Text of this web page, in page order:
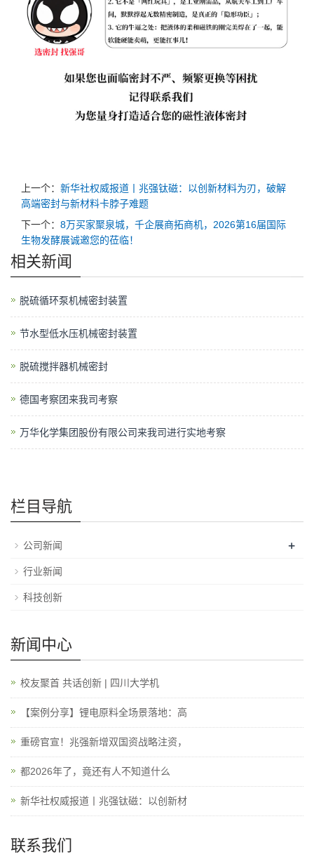
上一个： 新华社权威报道丨兆强钛磁：以创新材料为刃，破解
高端密封与新材料卡脖子难题
下一个： 8万买家聚泉城，千企展商拓商机，2026第16届国际
生物发酵展诚邀您的莅临！
相关新闻
脱硫循环泵机械密封装置
节水型低水压机械密封装置
脱硫搅拌器机械密封
德国考察团来我司考察
万华化学集团股份有限公司来我司进行实地考察
栏目导航
公司新闻 +
行业新闻
科技创新
新闻中心
校友聚首 共话创新 | 四川大学机
【案例分享】锂电原料全场景落地：高
重磅官宣！兆强新增双国资战略注资，
都2026年了，竟还有人不知道什么
新华社权威报道丨兆强钛磁：以创新材
联系我们